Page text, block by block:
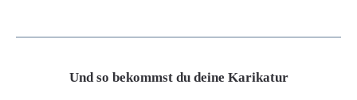
Und so bekommst du deine Karikatur